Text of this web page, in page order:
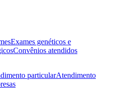
Exames genéticos e
Convênios atendidos
particularAtendimento